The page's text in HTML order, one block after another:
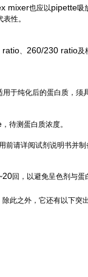
mixer也应以pipette吸
性。
ratio、 260/230 ratio及
用于纯化后的蛋白质，须
，待测蛋白质浓度。
前请详阅试剂说明书并
回，以避免呈色剂与蛋
此之外，它还有以下突